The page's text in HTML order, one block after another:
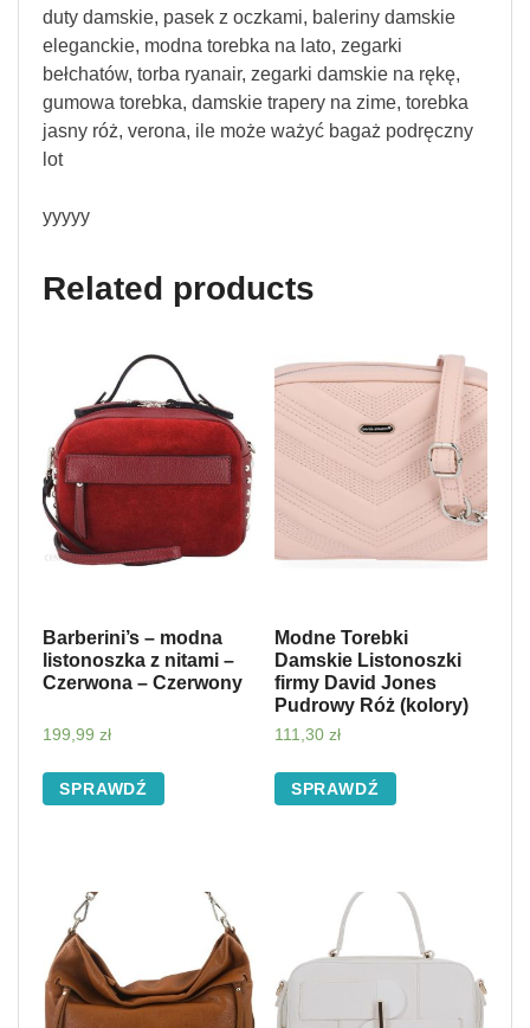
duty damskie, pasek z oczkami, baleriny damskie
eleganckie, modna torebka na lato, zegarki
bełchatów, torba ryanair, zegarki damskie na rękę,
gumowa torebka, damskie trapery na zime, torebka
jasny róż, verona, ile może ważyć bagaż podręczny
lot
yyyyy
Related products
Barberini’s – modna
listonoszka z nitami –
Czerwona – Czerwony
199,99 zł
SPRAWDŹ
Modne Torebki
Damskie Listonoszki
firmy David Jones
Pudrowy Róż (kolory)
111,30 zł
SPRAWDŹ